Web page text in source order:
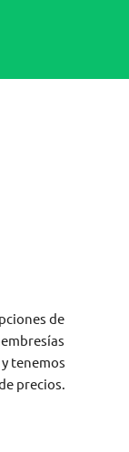
de
tenemos
precios.